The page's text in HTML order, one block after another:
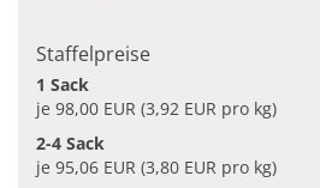
Staffelpreise
1 Sack
je 98,00 EUR (3,92 EUR pro kg)
2-4 Sack
je 95,06 EUR (3,80 EUR pro kg)